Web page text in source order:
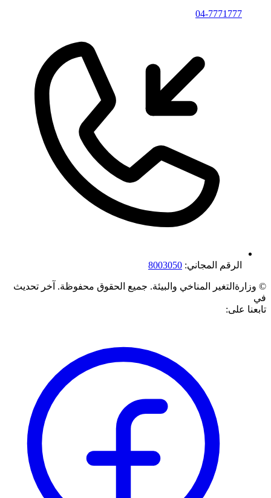
04-7771777
الرقم المجاني: 8003050
© وزارةالتغير المناخي والبيئة. جميع الحقوق محفوظة. آخر تحديث
في
تابعنا على: